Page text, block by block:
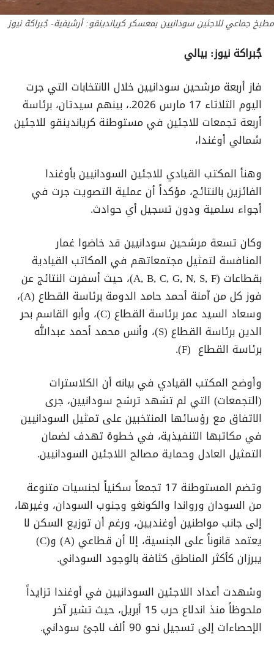
مطبخ جماعي للاجئين سودانيين بمعسكر كرياندينقو: أرشيفية- جُبراكة نيوز
جُبراكة نيوز: بيالي
فاز أربعة مرشحين سودانيين خلال الانتخابات التي جرت
اليوم الثلاثاء 17 مارس 2026.، بينهم سيدتان، برئاسة
أربعة تجمعات للاجئين في مستوطنة كرياندينقو للاجئين
شمالي أوغندا،
وهنأ المكتب القيادي للاجئين السودانيين بأوغندا
الفائزين بالنتائج، مؤكداً أن عملية التصويت جرت في
أجواء سلمية ودون تسجيل أي حوادث.
وكان تسعة مرشحين سودانيين قد خاضوا غمار
المنافسة لتمثيل مجتمعاتهم في المكاتب القيادية
بقطاعات (A, B, C, G, N, S, F)، حيث أسفرت النتائج عن
فوز كل من آمنة أحمد حامد الدومة برئاسة القطاع (A)،
وسعاد السيد عمر برئاسة القطاع (C)، وأبو القاسم بحر
الدين برئاسة القطاع (S)، وأنس محمد أحمد عبدالله
برئاسة القطاع (F).
وأوضح المكتب القيادي في بيانه أن الكلاسترات
(التجمعات) التي لم تشهد ترشح سودانيين، جرى
الاتفاق مع رؤسائها المنتخبين على تمثيل السودانيين
في مكاتبها التنفيذية، في خطوة تهدف لضمان
التمثيل العادل وحماية مصالح اللاجئين السودانيين.
وتضم المستوطنة 17 تجمعاً سكنياً لجنسيات متنوعة
من السودان ورواندا والكونغو وجنوب السودان، وغيرها،
إلى جانب مواطنين أوغنديين، ورغم أن توزيع السكن لا
يعتمد قانوناً على الجنسية، إلا أن قطاعي (A) و(C)
يبرزان كأكثر المناطق كثافة بالوجود السوداني.
وشهدت أعداد اللاجئين السودانيين في أوغندا تزايداً
ملحوظاً منذ اندلاع حرب 15 أبريل، حيث تشير آخر
الإحصاءات إلى تسجيل نحو 90 ألف لاجئ سوداني.